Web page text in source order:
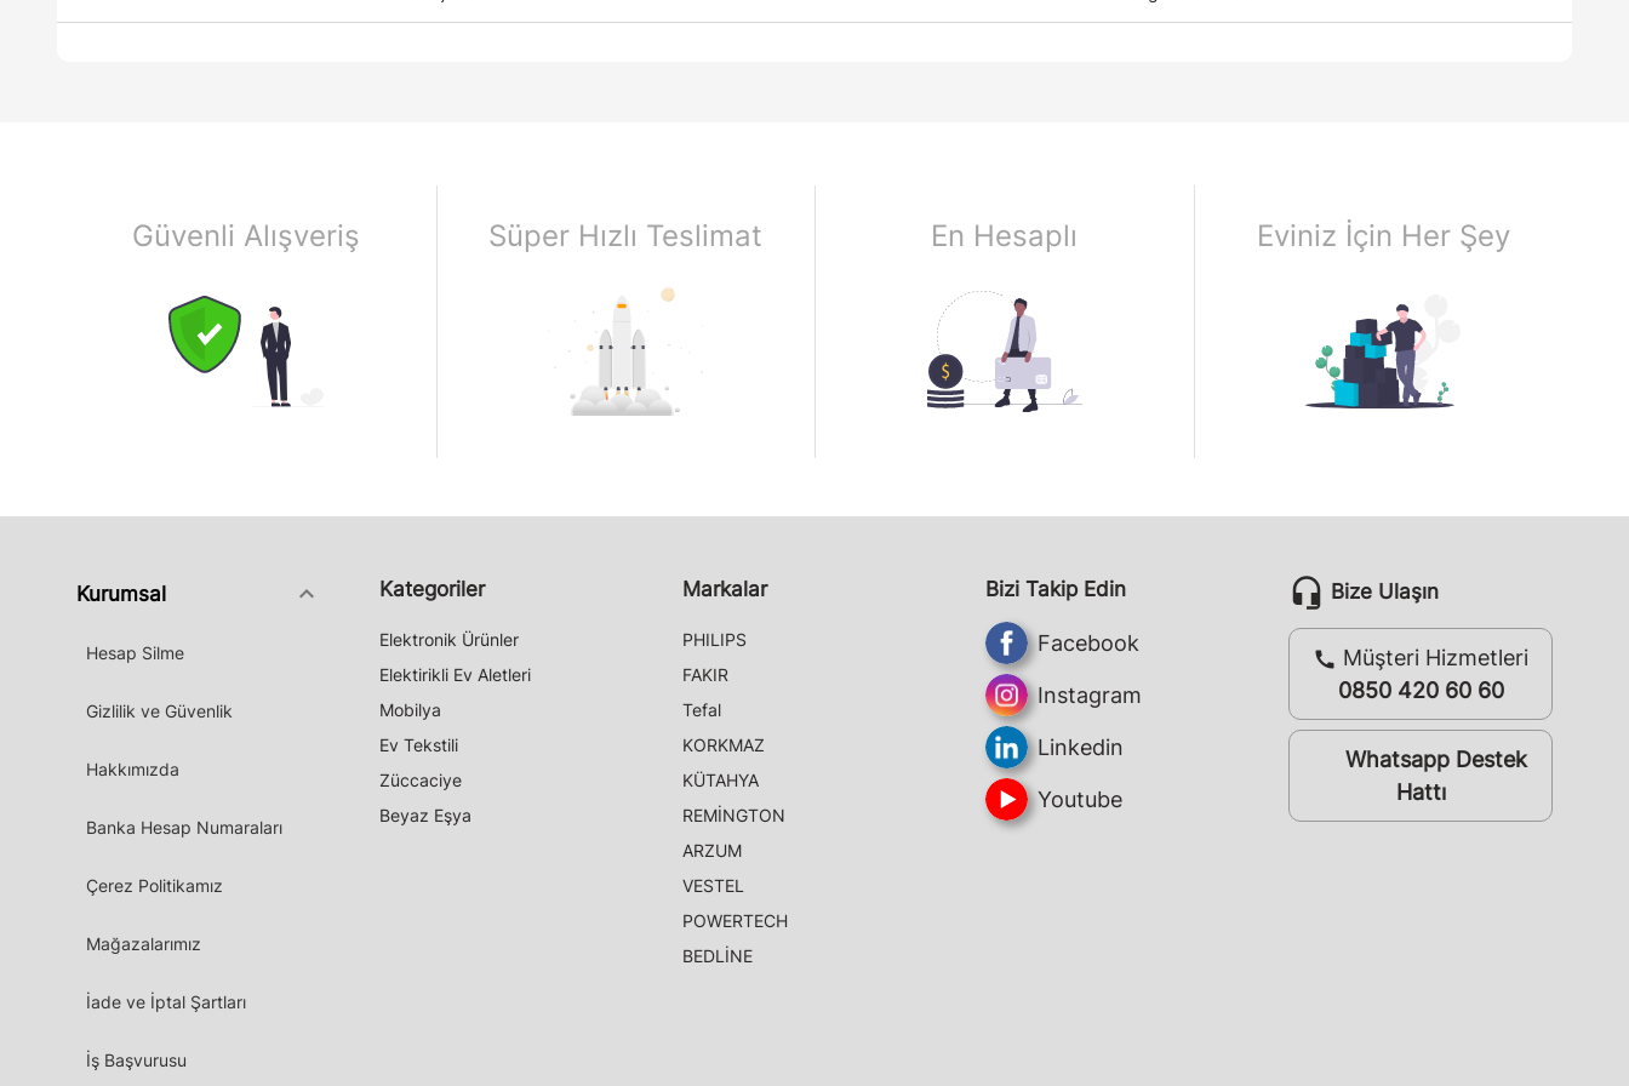
Güvenli Alışveriş Süper Hızlı Teslimat En Hesaplı Eviniz İçin Her Şey
Kurumsal keyboard_arrow_down
Hesap Silme
Gizlilik ve Güvenlik
Hakkımızda
Banka Hesap Numaraları
Çerez Politikamız
Mağazalarımız
İade ve İptal Şartları
İş Başvurusu
Kategoriler
Elektronik Ürünler
Elektirikli Ev Aletleri
Mobilya
Ev Tekstili
Züccaciye
Beyaz Eşya
Markalar
PHILIPS
FAKIR
Tefal
KORKMAZ
KÜTAHYA
REMİNGTON
ARZUM
VESTEL
POWERTECH
BEDLİNE
Bizi Takip Edin
Facebook
Instagram
Linkedin
Youtube
headset_mic Bize Ulaşın
call Müşteri Hizmetleri
0850 420 60 60
whatsappWhatsapp Destek
Hattı